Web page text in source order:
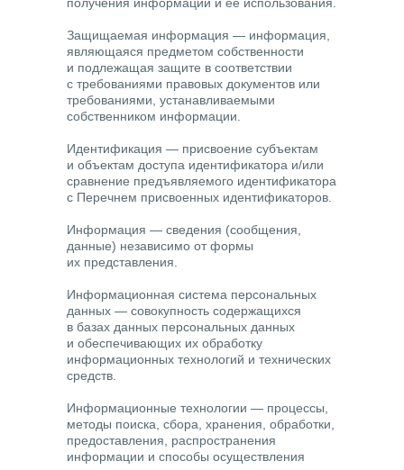
Защищаемая информация — информация,
являющаяся предметом собственности
и подлежащая защите в соответствии
с требованиями правовых документов или
требованиями, устанавливаемыми
собственником информации.
Идентификация — присвоение субъектам
и объектам доступа идентификатора и/или
сравнение предъявляемого идентификатора
с Перечнем присвоенных идентификаторов.
Информация — сведения (сообщения,
данные) независимо от формы
их представления.
Информационная система персональных
данных — совокупность содержащихся
в базах данных персональных данных
и обеспечивающих их обработку
информационных технологий и технических
средств.
Информационные технологии — процессы,
методы поиска, сбора, хранения, обработки,
предоставления, распространения
информации и способы осуществления